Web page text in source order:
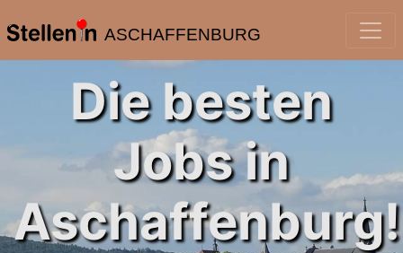
ASCHAFFENBURG
Die besten
Jobs in
Aschaffenburg!